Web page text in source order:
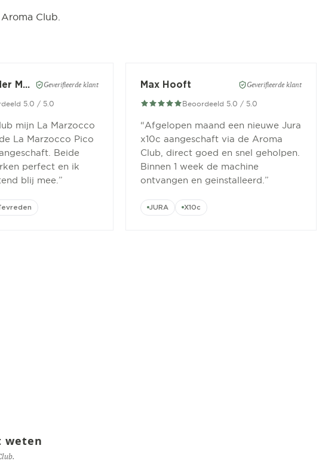
Club.
Wesley van der Meer Geverifieerde klant
5.0 / 5.0
mijn La Marzocco
La Marzocco Pico
Beide
perfect en ik
blij mee. ”
Max Hooft Geverifieerde klant
Beoordeeld 5.0 / 5.0
“Afgelopen maand een nieuwe Jura
x10c aangeschaft via de Aroma
Club, direct goed en snel geholpen.
Binnen 1 week de machine
ontvangen en geinstalleerd. ”
JURA X10c
weten